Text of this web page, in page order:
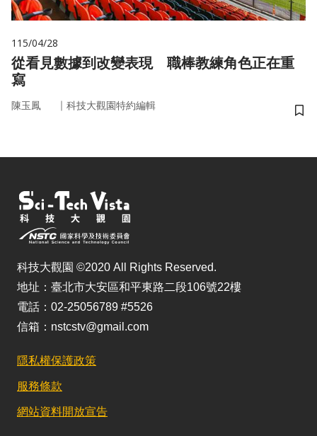
115/04/28
從看見數據到改變表現 職棒教練角色正在重
寫
陳玉鳳 ｜ 科技大觀園特約編輯
儲
科技大觀園 ©2020 All Rights Reserved.
地址：臺北市大安區和平東路二段106號22樓
電話：02-25056789 #5526
信箱：nstcstv@gmail.com
隱私權保護政策
服務條款
網站資料開放宣告